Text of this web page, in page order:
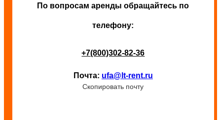
По вопросам аренды обращайтесь по
телефону:
+7(800)302-82-36
Почта: ufa@lt-rent.ru
Скопировать почту